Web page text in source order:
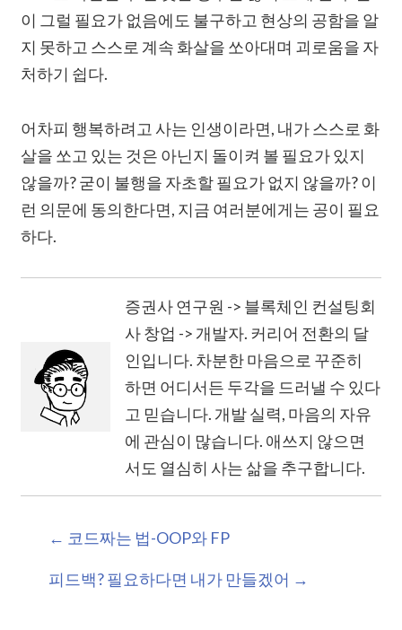
이 그럴 필요가 없음에도 불구하고 현상의 공함을 알
지 못하고 스스로 계속 화살을 쏘아대며 괴로움을 자
처하기 쉽다.
어차피 행복하려고 사는 인생이라면, 내가 스스로 화
살을 쏘고 있는 것은 아닌지 돌이켜 볼 필요가 있지
않을까? 굳이 불행을 자초할 필요가 없지 않을까? 이
런 의문에 동의한다면, 지금 여러분에게는 공이 필요
하다.
증권사 연구원 -> 블록체인 컨설팅회
사 창업 -> 개발자. 커리어 전환의 달
인입니다. 차분한 마음으로 꾸준히
하면 어디서든 두각을 드러낼 수 있다
고 믿습니다. 개발 실력, 마음의 자유
에 관심이 많습니다. 애쓰지 않으면
서도 열심히 사는 삶을 추구합니다.
← 코드짜는 법-OOP와 FP
피드백? 필요하다면 내가 만들겠어 →